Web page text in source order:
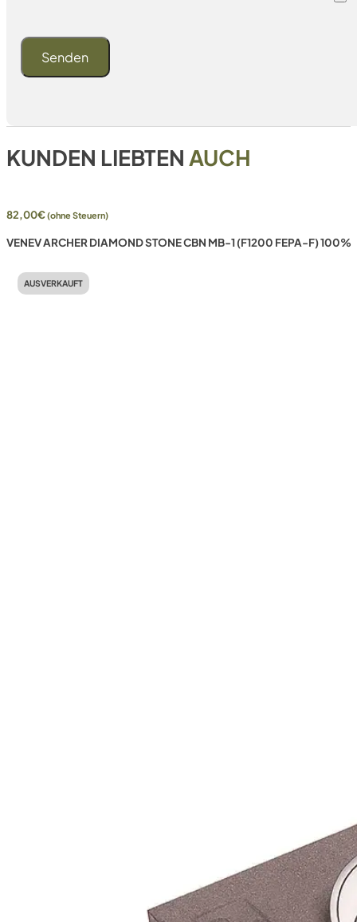
KUNDEN LIEBTEN AUCH
82,00€(ohne Steuern)
VENEV ARCHER DIAMOND STONE CBN MB-1 (F1200 FEPA-F) 100%
AUSVERKAUFT